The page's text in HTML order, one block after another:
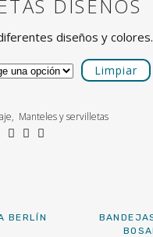
DISEÑOS
diseños y colores.
Limpiar
, Manteles y servilletas
BERLÍN